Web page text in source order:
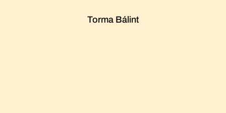
Torma Bálint